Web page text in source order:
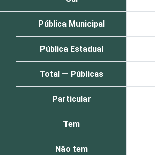
Pública Municipal
Pública Estadual
Total — Públicas
Particular
Tem
Não tem